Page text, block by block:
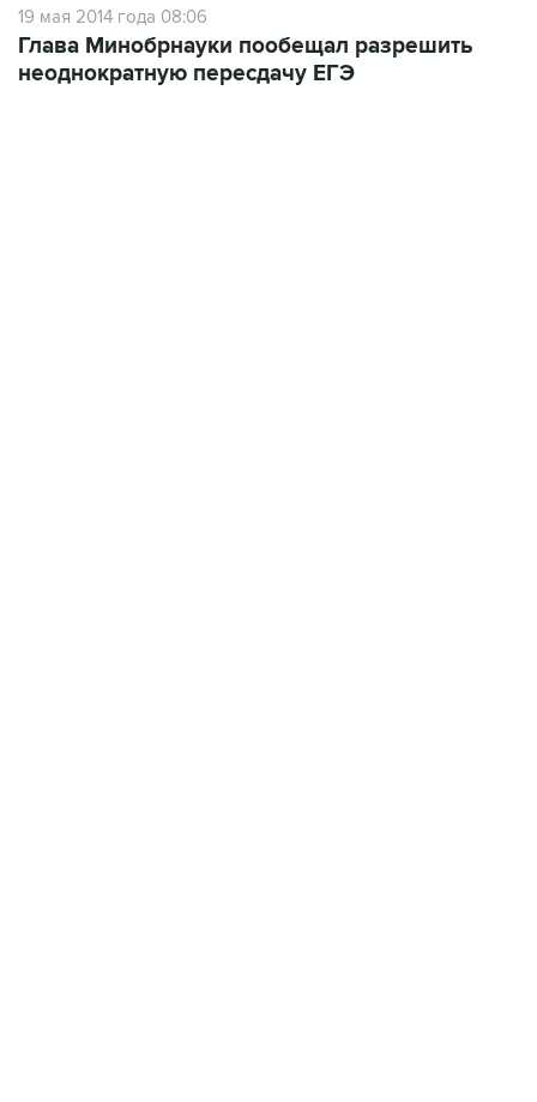
19 мая 2014 года 08:06
Глава Минобрнауки пообещал разрешить
неоднократную пересдачу ЕГЭ